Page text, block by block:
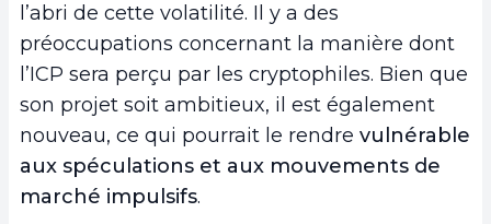
l’abri de cette volatilité. Il y a des
préoccupations concernant la manière dont
l’ICP sera perçu par les cryptophiles. Bien que
son projet soit ambitieux, il est également
nouveau, ce qui pourrait le rendre vulnérable
aux spéculations et aux mouvements de
marché impulsifs.